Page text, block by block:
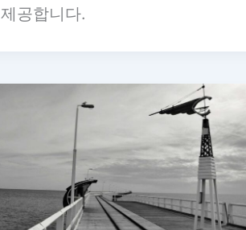
제공합니다.